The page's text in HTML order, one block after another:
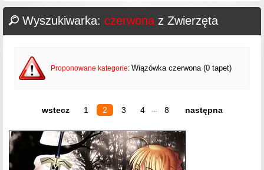
Wyszukiwarka: czerwona z Zwierzęta
Proponowane kategorie: Wiązówka czerwona (0 tapet)
wstecz 1 2 3 4 8 następna